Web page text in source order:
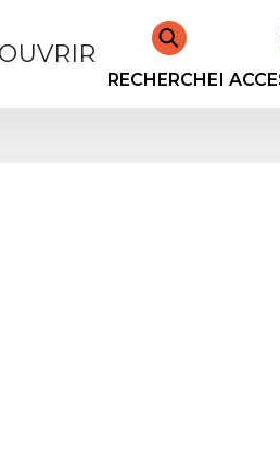
RECHERCHER